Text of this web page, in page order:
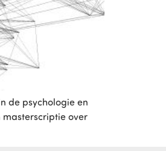
de psychologie en
masterscriptie over